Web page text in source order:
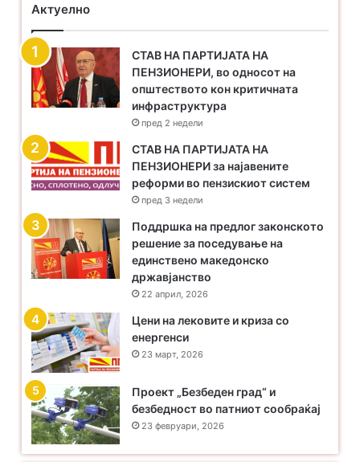
Актуелно
СТАВ НА ПАРТИЈАТА НА
ПЕНЗИОНЕРИ, во односот на
општеството кон критичната
инфраструктура
пред 2 недели
​СТАВ НА ПАРТИЈАТА НА
ПЕНЗИОНЕРИ за најавените
реформи во пензискиот систем
пред 3 недели
Поддршка на предлог законското
решение за поседување на
единствено македонско
државјанство
22 април, 2026
Цени на лековите и криза со
енергенси
23 март, 2026
Проект „Безбеден град“ и
безбедност во патниот сообраќај
23 февруари, 2026